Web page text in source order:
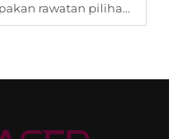
dagu berganda dan pembentukan garis rahang.